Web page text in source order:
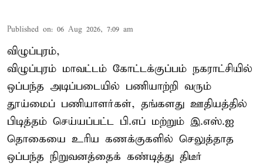
Published on: 06 Aug 2026, 7:09 am
விழுப்புரம்,
விழுப்புரம் மாவட்டம் கோட்டக்குப்பம் நகராட்சியில்
ஒப்பந்த அடிப்படையில் பணியாற்றி வரும்
தூய்மைப் பணியாளர்கள், தங்களது ஊதியத்தில்
பிடித்தம் செய்யப்பட்ட பி.எப் மற்றும் இ.எஸ்.ஐ
தொகையை உரிய கணக்குகளில் செலுத்தாத
ஒப்பந்த நிறுவனத்தைக் கண்டித்து திடீர்